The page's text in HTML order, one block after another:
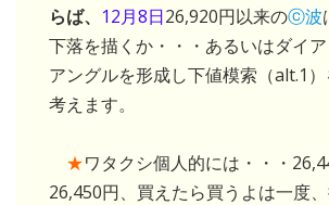
らば、 12月8日26,920円以来のⓒ波
下落を描くか・・・あるいはダイ
アングルを形成し下値模索（alt.1
考えます。
★ワタクシ個人的には・・・
26,450円、買えたら買うよは一度